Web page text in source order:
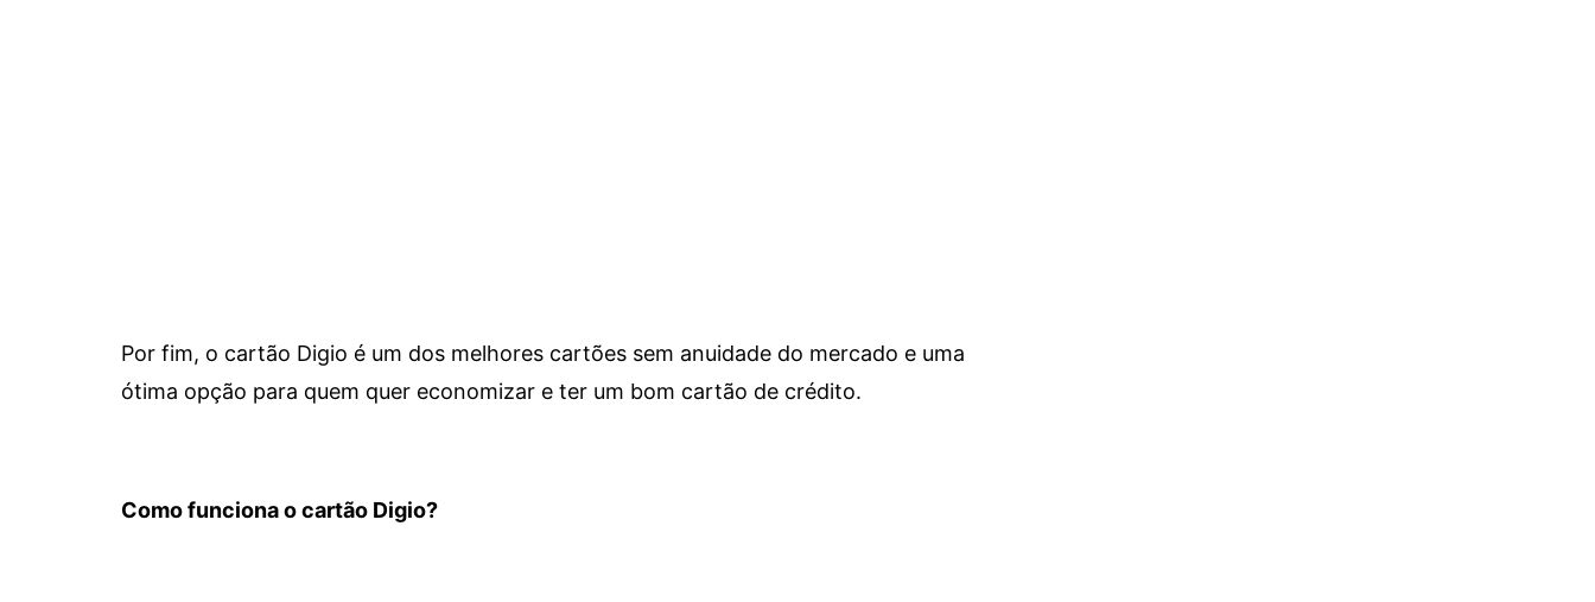
Por fim, o cartão Digio é um dos melhores cartões sem anuidade do mercado e uma
ótima opção para quem quer economizar e ter um bom cartão de crédito.
Como funciona o cartão Digio?